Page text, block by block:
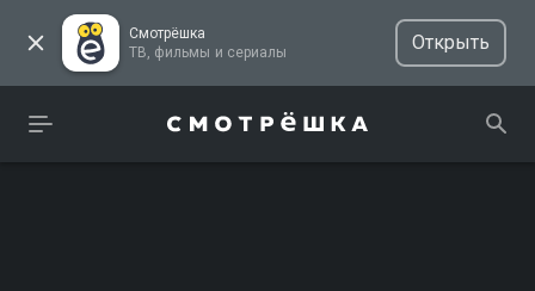
Смотрёшка
ТВ, фильмы и сериалы
Открыть